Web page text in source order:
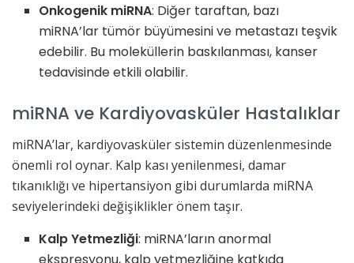
Onkogenik miRNA: Diğer taraftan, bazı
miRNA’lar tümör büyümesini ve metastazı teşvik
edebilir. Bu moleküllerin baskılanması, kanser
tedavisinde etkili olabilir.
miRNA ve Kardiyovasküler Hastalıklar
miRNA’lar, kardiyovasküler sistemin düzenlenmesinde
önemli rol oynar. Kalp kası yenilenmesi, damar
tıkanıklığı ve hipertansiyon gibi durumlarda miRNA
seviyelerindeki değişiklikler önem taşır.
Kalp Yetmezliği: miRNA’ların anormal
ekspresyonu, kalp yetmezliğine katkıda